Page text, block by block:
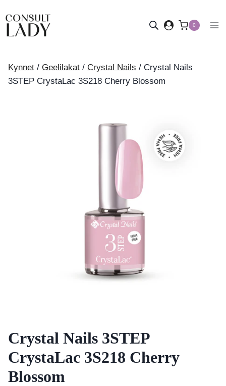
sisältöön
0
Kynnet / Geelilakat / Crystal Nails / Crystal Nails
3STEP CrystaLac 3S218 Cherry Blossom
Crystal Nails 3STEP
CrystaLac 3S218 Cherry
Blossom